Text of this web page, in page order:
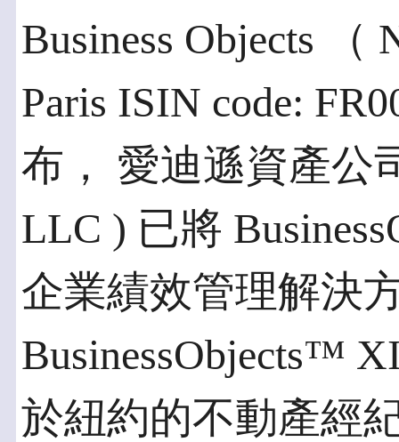
Business Objects （
Paris ISIN code:
布， 愛迪遜資產公
LLC ) 已將
企業績效管理解決
BusinessObjects™
於紐約的不動產經